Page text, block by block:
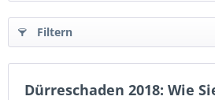
Filtern
Dürreschaden 2018: Wie